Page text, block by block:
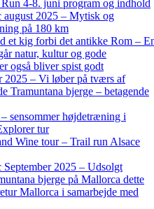
4-8. juni program og indhold
2025 – Mytisk og
på 180 km
et kig forbi det antikke Rom –
natur, kultur og gode
også bliver spist godt
2025 – Vi løber på tværs af
Tramuntana bjerge – betagende
sensommer højdetræning i
tur
Wine tour – Trail run Alsace
2025 – Udsolgt
bjerge på Mallorca dette
Mallorca i samarbejde med